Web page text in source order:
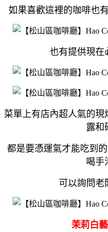
如果喜歡這裡的咖啡也
也有提供現在
菜單上有店內超人氣的
露和
都是要憑運氣才能吃到
喝手
可以詢問老
茉莉白